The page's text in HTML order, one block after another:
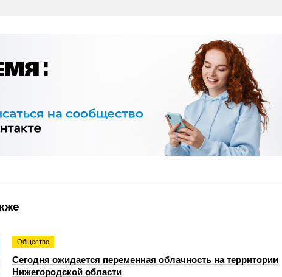
Общество
Сегодня ожидается переменная облачность на территории
Нижегородской области